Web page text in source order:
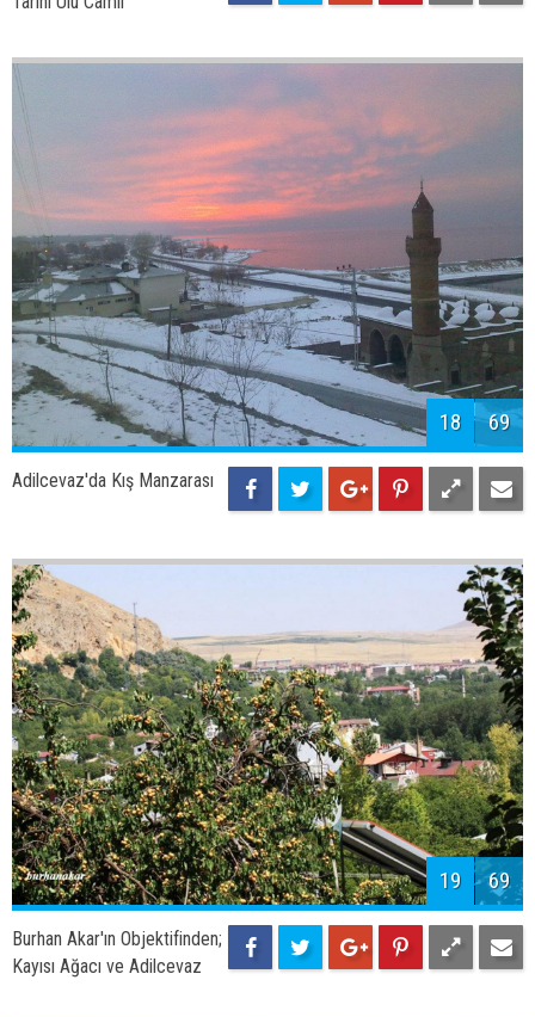
20 69
Burhan Akar'ın Objektifinden;
Aygır Gölü
21 69
Burhan Akar'ın Objektifinden;
Adilcevaz Kayısıları